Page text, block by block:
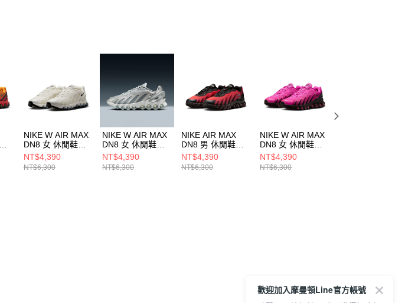
NIKE W AIR MAX
DN8 女 休閒鞋
HF5509101
NT$4,390
NT$6,300
NIKE W AIR MAX
DN8 女 休閒鞋
HF5509001
NT$4,390
NT$6,300
NIKE AIR MAX
DN8 男 休閒鞋
FQ7860008
NT$4,390
NT$6,300
NIKE W AIR MAX
DN8 女 休閒鞋
HF5509601
NT$4,390
NT$6,300
歡迎加入摩曼頓Line官方帳號